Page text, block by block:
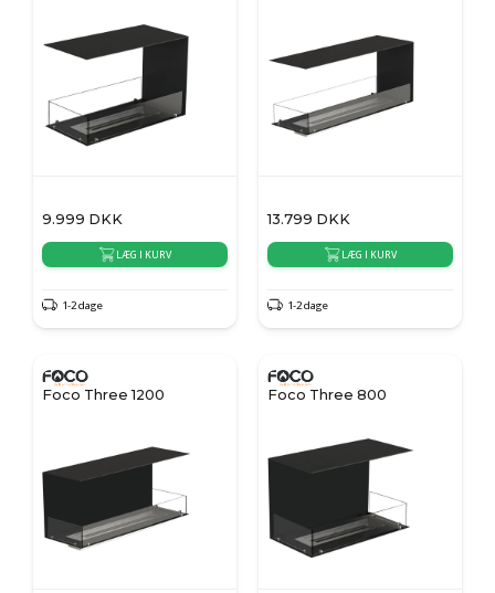
9.999 DKK
LÆG I KURV
1-2 dage
13.799 DKK
LÆG I KURV
1-2 dage
Foco Three 1200 Foco Three 800